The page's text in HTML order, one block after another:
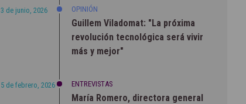
3 de junio, 2026 OPINIÓN
Guillem Viladomat: "La próxima
revolución tecnológica será vivir
más y mejor"
5 de febrero, 2026 ENTREVISTAS
María Romero, directora general